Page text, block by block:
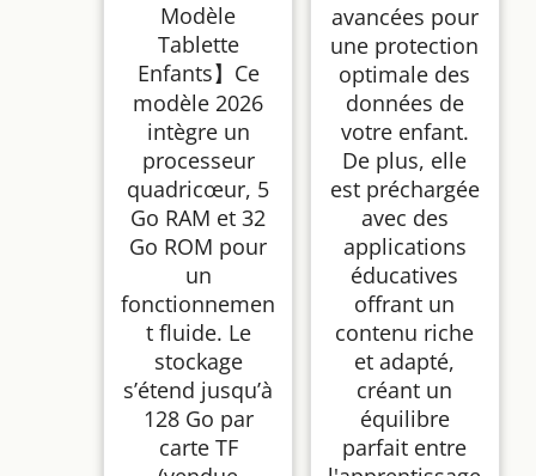
Modèle
Tablette
Enfants】Ce
modèle 2026
intègre un
processeur
quadricœur, 5
Go RAM et 32
Go ROM pour
un
fonctionnemen
t fluide. Le
stockage
s’étend jusqu’à
128 Go par
carte TF
avancées pour
une protection
optimale des
données de
votre enfant.
De plus, elle
est préchargée
avec des
applications
éducatives
offrant un
contenu riche
et adapté,
créant un
équilibre
parfait entre